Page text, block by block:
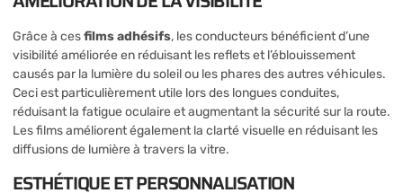
Grâce à cesfilms adhésifs, les conducteurs bénéficient d’une
visibilité améliorée en réduisant les reflets et l’éblouissement
causés par la lumière du soleil ou les phares des autres véhicules.
Ceci est particulièrement utile lors des longues conduites,
réduisant la fatigue oculaire et augmentant la sécurité sur la route.
Les films améliorent également la clarté visuelle en réduisant les
diffusions de lumière à travers la vitre.
ESTHÉTIQUE ET PERSONNALISATION